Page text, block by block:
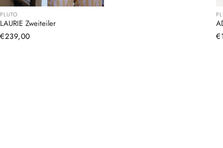
PLUTO
LAURIE Zweiteiler
Normaler
€239,00